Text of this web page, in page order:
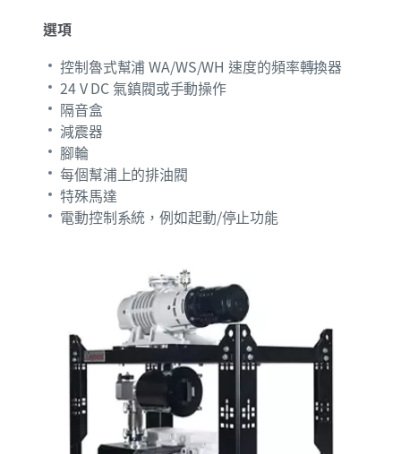
選項
控制魯式幫浦 WA/WS/WH 速度的頻率轉換器
24 V DC 氣鎮閥或手動操作
隔音盒
減震器
腳輪
每個幫浦上的排油閥
特殊馬達
電動控制系統，例如起動/停止功能